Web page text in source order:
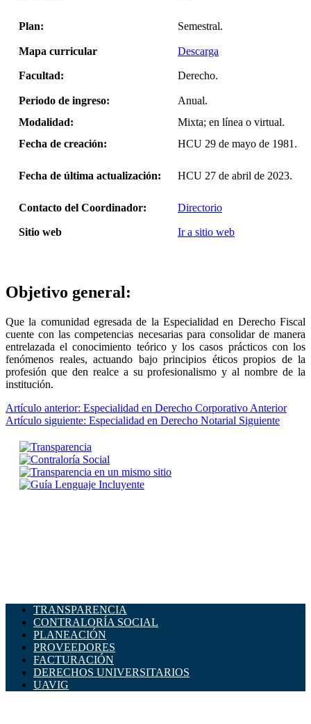
Plan: Semestral.
Mapa curricular Descarga
Facultad: Derecho.
Periodo de ingreso:
Anual.
Modalidad:
Mixta; en línea o virtual.
Fecha de creación:
HCU 29 de mayo de 1981.
Fecha de última actualización: HCU 27 de abril de 2023.
Contacto del Coordinador: Directorio
Sitio web Ir a sitio web
Objetivo general:
Que la comunidad egresada de la Especialidad en Derecho Fiscal
cuente con las competencias necesarias para consolidar de manera
entrelazada el conocimiento teórico y los casos prácticos con los
fenómenos reales, actuando bajo principios éticos propios de la
profesión que den realce a su profesionalismo y al nombre de la
institución.
Artículo anterior: Especialidad en Derecho Corporativo Anterior
Artículo siguiente: Especialidad en Derecho Notarial Siguiente
TRANSPARENCIA
CONTRALORÍA SOCIAL
PLANEACIÓN
PROVEEDORES
FACTURACIÓN
DERECHOS UNIVERSITARIOS
UAVIG